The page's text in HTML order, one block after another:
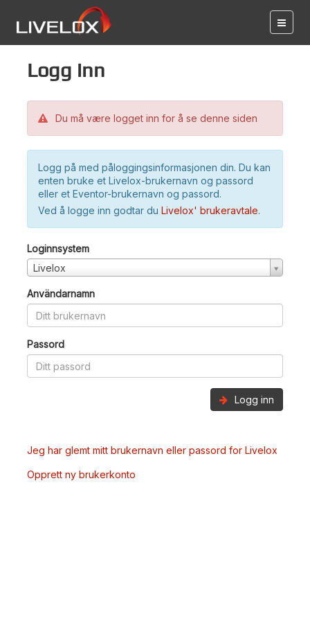
Logg inn
Du må være logget inn for å se denne siden
Logg på med påloggingsinformasjonen din. Du kan
enten bruke et Livelox-brukernavn og passord
eller et Eventor-brukernavn og passord.
Ved å logge inn godtar du Livelox' brukeravtale.
Loginnsystem
Livelox
Användarnamn
Passord
Logg inn
Jeg har glemt mitt brukernavn eller passord for Livelox
Opprett ny brukerkonto